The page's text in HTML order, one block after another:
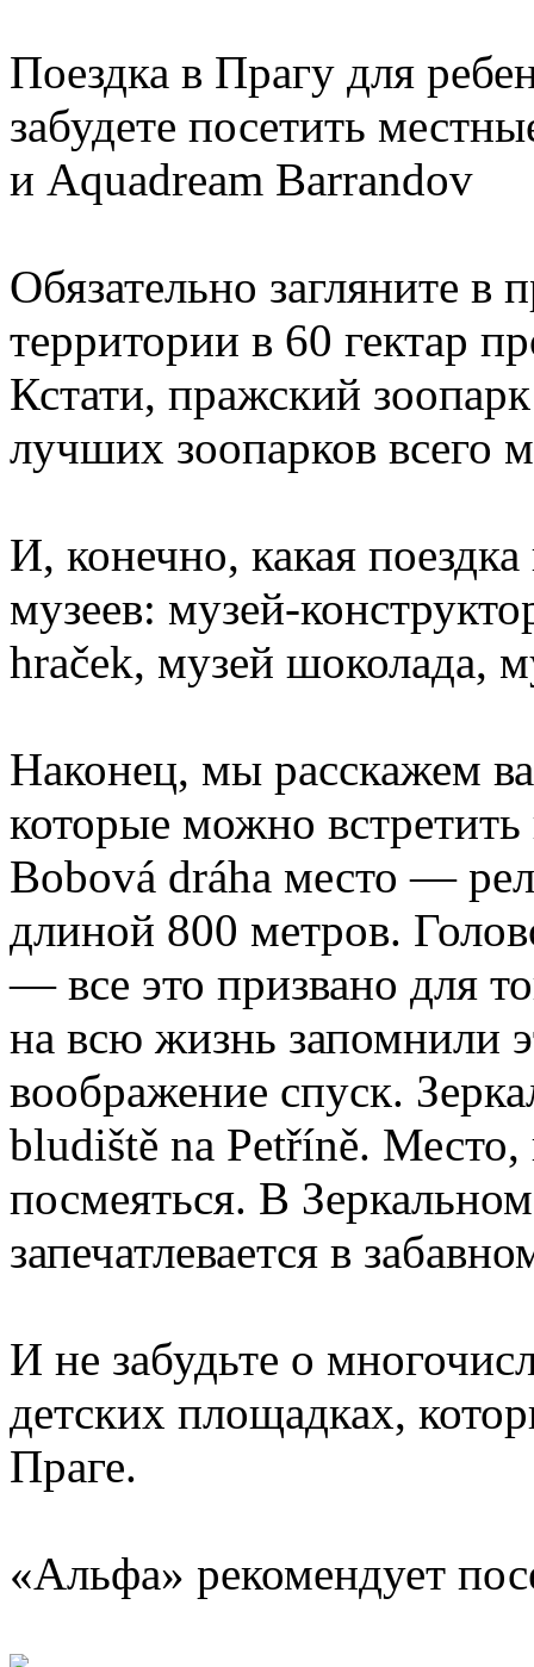
Поездка в Прагу для
забудете посетить
и Aquadream Barrandov
Обязательно загляните в
территории в 60 гектар
Кстати, пражский
лучших зоопарков всего
И, конечно, какая
музеев: музей-
hraček, музей шоколада,
Наконец, мы расскажем
которые можно встретить
Bobová dráha место —
длиной 800 метров.
— все это призвано для
на всю жизнь запомнили
воображение спуск.
bludiště na Petříně. Место,
посмеяться. В
запечатлевается в
И не забудьте о
детских площадках,
Праге.
«Альфа» рекомендует